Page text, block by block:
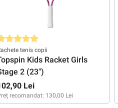
medie de 5 din 5 stele
tenis copii
Kids Racket Girls
2 (23")
Lei
recomandat: 130,00 Lei